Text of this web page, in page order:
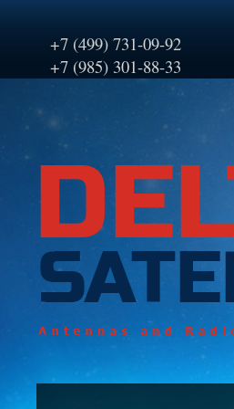
+7 (499) 731-09-92
+7 (985) 301-88-33